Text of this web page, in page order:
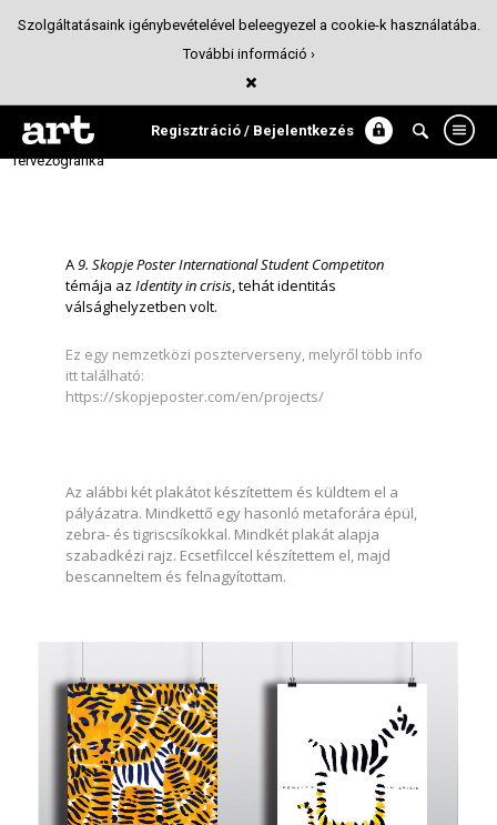
Regisztráció / Bejelentkezés
Identity in crisis - 9. Skopje Poster
International Student Competition
Tervezőgrafika
A9. Skopje Poster International Student Competiton
témája azIdentity in crisis, tehát identitás
válsághelyzetben volt.
Ez egy nemzetközi poszterverseny, melyről több info
itt található:
https://skopjeposter.com/en/projects/
Az alábbi két plakátot készítettem és küldtem el a
pályázatra. Mindkettő egy hasonló metaforára épül,
zebra- és tigriscsíkokkal. Mindkét plakát alapja
szabadkézi rajz. Ecsetfilccel készítettem el, majd
bescanneltem és felnagyítottam.
Szolgáltatásaink igénybevételével beleegyezel a cookie-k használatába.
További információ ›